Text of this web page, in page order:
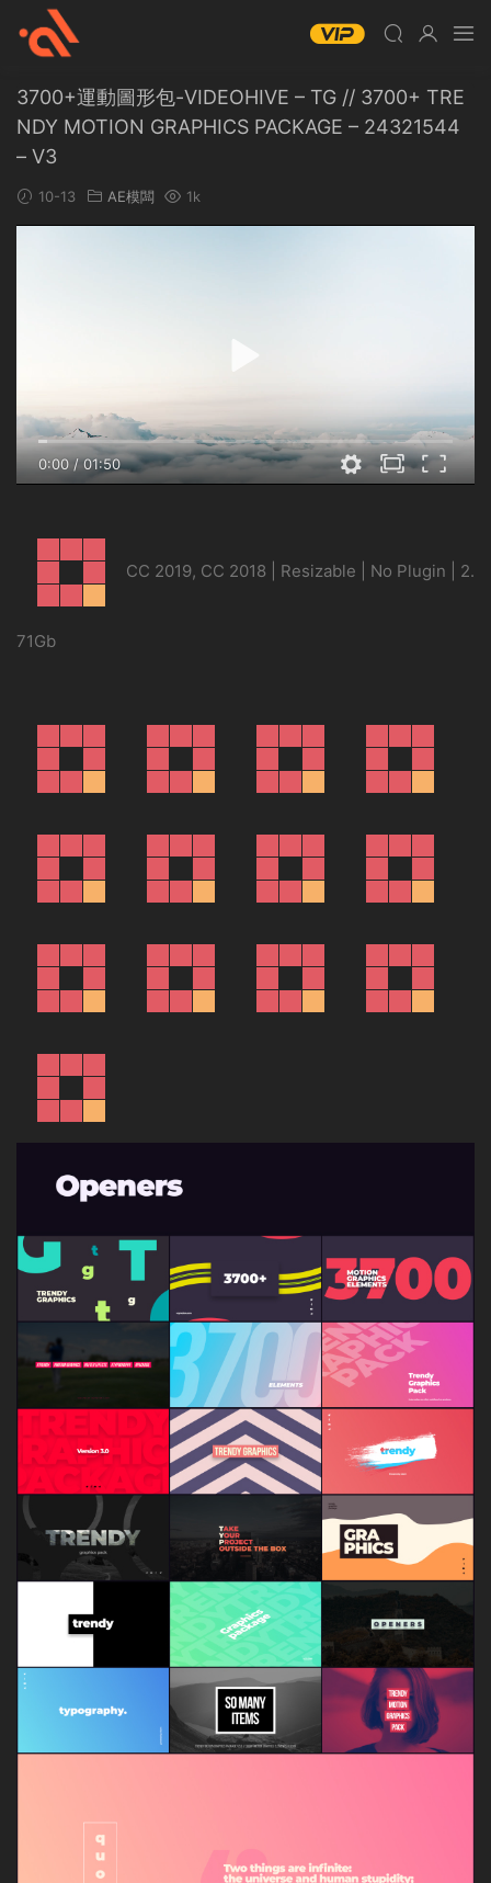
3700+運動圖形包-VIDEOHIVE – TG // 3700+ TRE
NDY MOTION GRAPHICS PACKAGE – 24321544
– V3
10-13 AE模闆 1k
0:00/01:50
CC 2019, CC 2018 | Resizable | No Plugin | 2.
71Gb